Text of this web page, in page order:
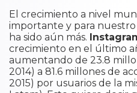
El crecimiento a nivel
importante y para
ha sido aún más.
crecimiento en el último
aumentando de 23.8
2014) a 81.6 millones de
2015) por usuarios de la